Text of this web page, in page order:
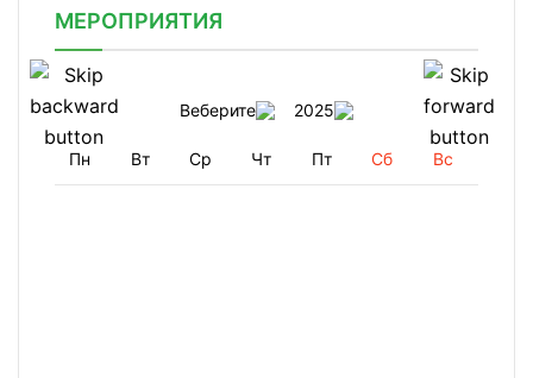
МЕРОПРИЯТИЯ
Веберите 2025
Пн Вт Ср Чт Пт Сб Вс